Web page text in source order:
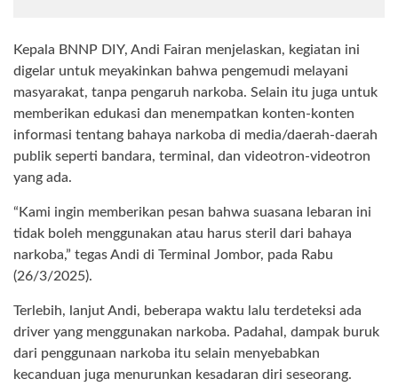
Kepala BNNP DIY, Andi Fairan menjelaskan, kegiatan ini
digelar untuk meyakinkan bahwa pengemudi melayani
masyarakat, tanpa pengaruh narkoba. Selain itu juga untuk
memberikan edukasi dan menempatkan konten-konten
informasi tentang bahaya narkoba di media/daerah-daerah
publik seperti bandara, terminal, dan videotron-videotron
yang ada.
“Kami ingin memberikan pesan bahwa suasana lebaran ini
tidak boleh menggunakan atau harus steril dari bahaya
narkoba,” tegas Andi di Terminal Jombor, pada Rabu
(26/3/2025).
Terlebih, lanjut Andi, beberapa waktu lalu terdeteksi ada
driver yang menggunakan narkoba. Padahal, dampak buruk
dari penggunaan narkoba itu selain menyebabkan
kecanduan juga menurunkan kesadaran diri seseorang.